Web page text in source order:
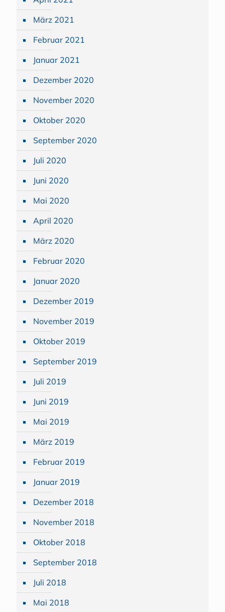
März 2021
Februar 2021
Januar 2021
Dezember 2020
November 2020
Oktober 2020
September 2020
Juli 2020
Juni 2020
Mai 2020
April 2020
März 2020
Februar 2020
Januar 2020
Dezember 2019
November 2019
Oktober 2019
September 2019
Juli 2019
Juni 2019
Mai 2019
März 2019
Februar 2019
Januar 2019
Dezember 2018
November 2018
Oktober 2018
September 2018
Juli 2018
Mai 2018